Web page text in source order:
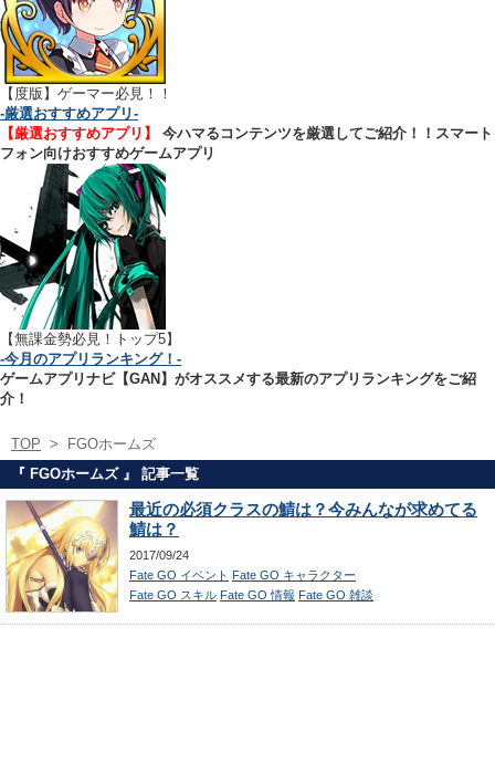
【 度版】ゲーマー必見！！
-厳選おすすめアプリ-
【厳選おすすめアプリ】
今ハマるコンテンツを厳選してご紹介！！スマート
フォン向けおすすめゲームアプリ
【無課金勢必見！トップ5】
-今月のアプリランキング！-
ゲームアプリナビ【GAN】がオススメする最新のアプリランキングをご紹
介！
TOP >
FGOホームズ
『 FGOホームズ 』 記事一覧
最近の必須クラスの鯖は？今みんなが求めてる
鯖は？
2017/09/24
Fate GO イベント Fate GO キャラクター
Fate GO スキル Fate GO 情報 Fate GO 雑談